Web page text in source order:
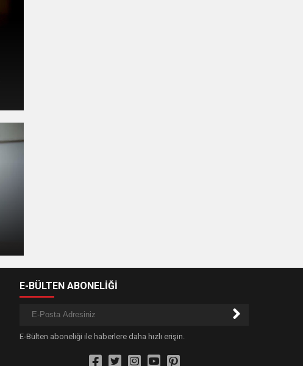
E-BÜLTEN ABONELİĞİ
E-Bülten aboneliği ile haberlere daha hızlı erişin.